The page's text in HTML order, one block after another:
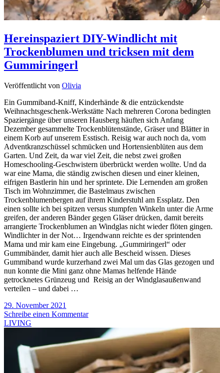
Hereinspaziert DIY-Windlicht mit
Trockenblumen und tricksen mit dem
Gummiringerl
Veröffentlicht von Olivia
Ein Gummiband-Kniff, Kinderhände & die entzückendste
Weihnachtsgeschenk-Werkstätte Nach mehreren Corona bedingten
Spaziergänge über unseren Hausberg häuften sich Anfang
Dezember gesammelte Trockenblütenstände, Gräser und Blätter in
einem Korb auf unserem Esstisch. Reisig war auch noch da, vom
Adventkranzschüssel schmücken und Hortensienblüten aus dem
Garten. Und Zeit, da war viel Zeit, die nebst zwei großen
Homeschooling-Geschwistern überbrückt werden wollte. Und da
war eine Mama, die ständig zwischen diesen und einer kleinen,
eifrigen Bastlerin hin und her sprintete. Die Lernenden am großen
Tisch im Wohnzimmer, die Bastelmaus zwischen
Trockenblumenbergen auf ihrem Kinderstuhl am Essplatz. Den
einen sollte ich bei spitzen versus stumpfen Winkeln unter die Arme
greifen, der anderen Bänder gegen Gläser drücken, damit bereits
arrangierte Trockenblumen an Windglas nicht wieder flöten gingen.
Windlichter in der Not… Irgendwann reichte es der sprintenden
Mama und mir kam eine Eingebung. „Gummiringerl“ oder
Gummibänder, damit hier auch alle Bescheid wissen. Dieses
Gummiband wurde kurzerhand zwei Mal um das Glas gezogen und
nun konnte die Mini ganz ohne Mamas helfende Hände
getrocknetes Grünzeug und Reisig an der Windglasaußenwand
verteilen – und dabei …
29. November 2021
Schreibe einen Kommentar
LIVING